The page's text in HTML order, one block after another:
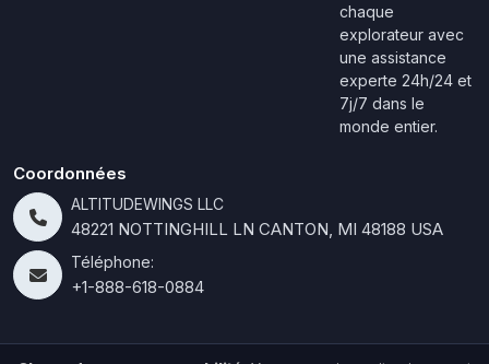
chaque
explorateur avec
une assistance
experte 24h/24 et
7j/7 dans le
monde entier.
Coordonnées
ALTITUDEWINGS LLC
48221 NOTTINGHILL LN CANTON, MI 48188 USA
Téléphone:
+1-888-618-0884